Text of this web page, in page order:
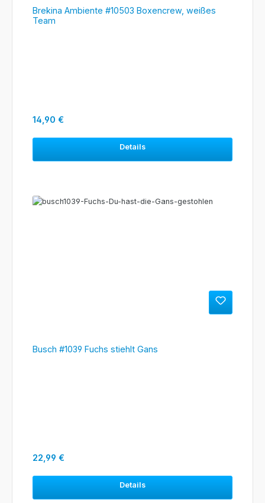
Brekina Ambiente #10503 Boxencrew, weißes
Team
Regulärer Preis:
14,90 €
Details
Busch #1039 Fuchs stiehlt Gans
Regulärer Preis:
22,99 €
Details